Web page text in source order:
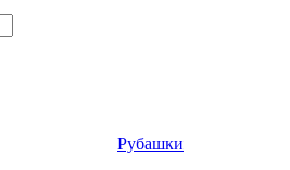
Рубашки